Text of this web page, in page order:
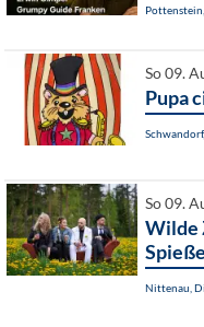
So 09.
Pupa
So 09.
Wilde
Nittenau,